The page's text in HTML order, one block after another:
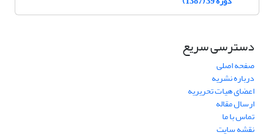
دسترسی سریع
صفحه اصلی
درباره نشریه
اعضای هیات تحریریه
ارسال مقاله
تماس با ما
نقشه سایت